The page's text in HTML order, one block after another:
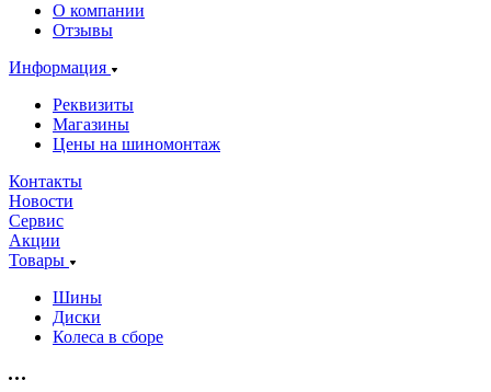
О компании
Отзывы
Информация
Реквизиты
Магазины
Цены на шиномонтаж
Контакты
Новости
Сервис
Акции
Товары
Шины
Диски
Колеса в сборе